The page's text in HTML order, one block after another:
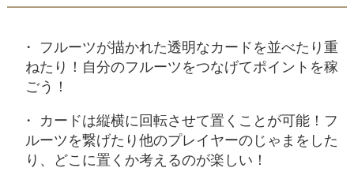
フルーツが描かれた透明なカードを並べたり重
ねたり！自分のフルーツをつなげてポイントを稼
ごう！
カードは縦横に回転させて置くことが可能！フ
ルーツを繋げたり他のプレイヤーのじゃまをした
り、どこに置くか考えるのが楽しい！